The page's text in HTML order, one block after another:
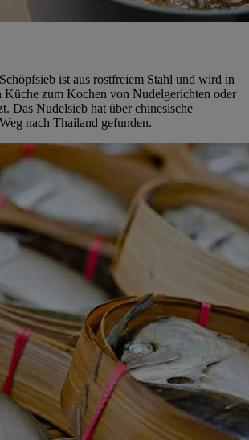
ist aus rostfreiem Stahl und wird in
Küche zum Kochen von Nudelgerichten oder
Das Nudelsieb hat über chinesische
nach Thailand gefunden.